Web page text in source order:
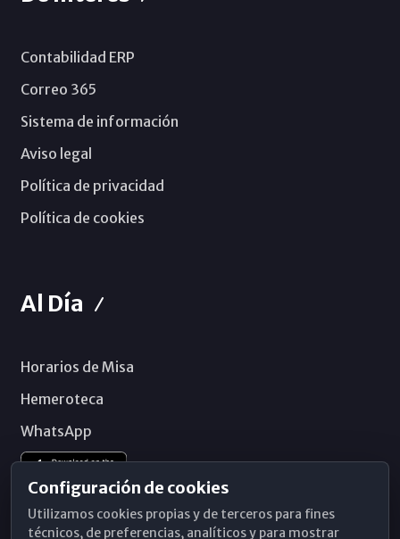
Contabilidad ERP
Correo 365
Sistema de información
Aviso legal
Política de privacidad
Política de cookies
Al Día
Horarios de Misa
Hemeroteca
WhatsApp
Configuración de cookies
Utilizamos cookies propias y de terceros para fines
técnicos, de preferencias, analíticos y para mostrar